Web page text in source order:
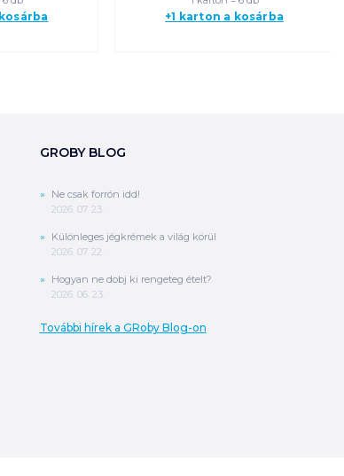
+1 karton a kosárba
GROBY BLOG
Ne csak forrón idd!
2026. 07. 23.
Különleges jégkrémek a világ körül
2026. 07. 22.
Hogyan ne dobj ki rengeteg ételt?
2026. 06. 23.
További hírek a GRoby Blog-on